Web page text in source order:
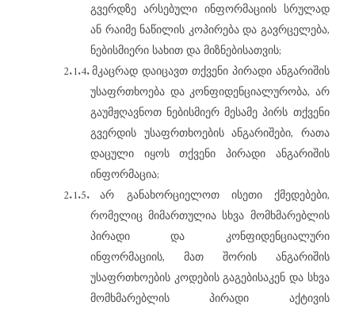
გვერდზე არსებული ინფორმაციის
სრულად
ან რაიმე ნაწილის კოპირება და გავრცელება,
ნებისმიერი სახით და მიზნებისათვის;
2.1.4. მკაცრად დაიცავთ თქვენი პირადი ანგარიშის
უსაფრთხოება და კონფიდენციალურობა, არ
გაუმჟღავნოთ ნებისმიერ მესამე პირს თქვენი
გვერდის
უსაფრთხოების ანგარიშები,
რათა
დაცული
იყოს თქვენი პირადი
ანგარიშის
ინფორმაცია;
2.1.5.
არ განახორციელოთ ისეთი ქმედებები,
რომელიც მიმართულია სხვა მომხმარებლის
პირადი
და
კონფიდენციალური
ინფორმაციის, მათ შორის
ანგარიშის
უსაფრთხოების კოდების გაგებისაკენ და სხვა
მომხმარებლის
პირადი
აქტივის